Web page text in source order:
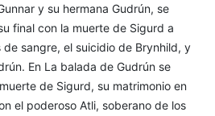
y su hermana Gudrún, se
final con la muerte de Sigurd a
de sangre, el suicidio de Brynhild, y
En La balada de Gudrún se
de Sigurd, su matrimonio en
el poderoso Atli, soberano de los